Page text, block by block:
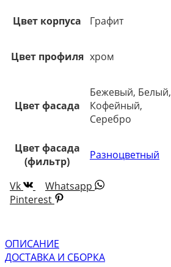
Цвет корпуса Графит
Цвет профиля хром
Цвет фасада
Бежевый, Белый,
Кофейный,
Серебро
Цвет фасада
(фильтр)
Разноцветный
Vk
Whatsapp
Pinterest
ОПИСАНИЕ
ДОСТАВКА И СБОРКА